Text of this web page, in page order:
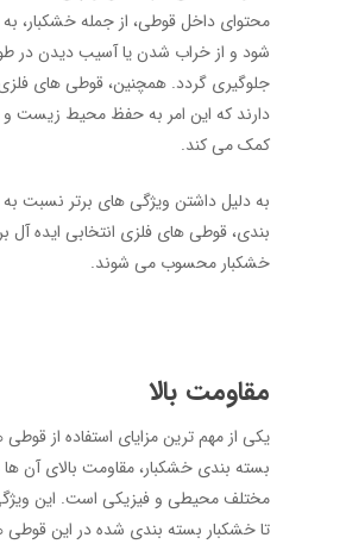
محتوای داخل قوطی، از جمله خشکبار،
شود و از خراب شدن یا آسیب دیدن در
جلوگیری گردد. همچنین، قوطی‌ های فلزی
دارند که این امر به حفظ محیط زیست و
کمک می ‌کند.
به دلیل داشتن ویژگی ‌های برتر نسبت به
بندی، قوطی ‌های فلزی انتخابی ایده ‌آل
خشکبار محسوب می ‌شوند.
مقاومت بالا
یکی از مهم‌ ترین مزایای استفاده از
بسته ‌بندی خشکبار، مقاومت بالای آن‌ ها
مختلف محیطی و فیزیکی است. این
تا خشکبار بسته ‌بندی شده در این قوطی‌